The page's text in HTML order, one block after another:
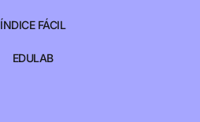
ÍNDICE FÁCIL
EDULAB